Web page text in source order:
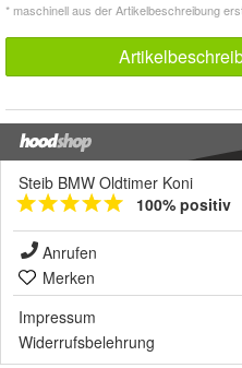
* maschinell aus der Artikelbeschreibung
Steib BMW Oldtimer Koni
100% positiv
Anrufen
Merken
Impressum
Widerrufsbelehrung